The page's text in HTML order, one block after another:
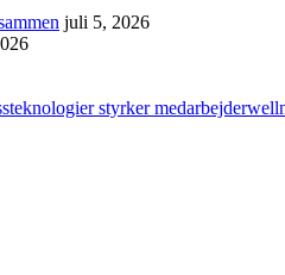
juli 5, 2026
styrker